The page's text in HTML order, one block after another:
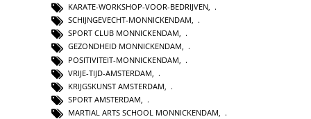
KARATE-WORKSHOP-VOOR-BEDRIJVEN,
SCHIJNGEVECHT-MONNICKENDAM,
SPORT CLUB MONNICKENDAM,
GEZONDHEID MONNICKENDAM,
POSITIVITEIT-MONNICKENDAM
VRIJE-TIJD-AMSTERDAM
KRIJGSKUNST AMSTERDAM
SPORT AMSTERDAM
MARTIAL ARTS SCHOOL MONNICKENDAM